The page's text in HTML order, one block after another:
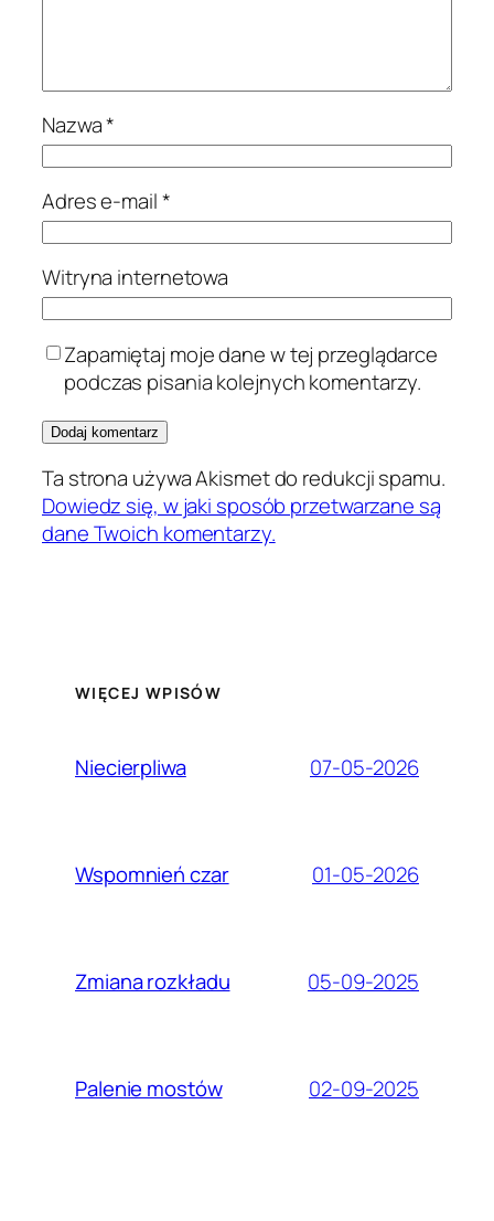
Nazwa*
Adres e-mail*
Witryna internetowa
Zapamiętaj moje dane w tej przeglądarce
podczas pisania kolejnych komentarzy.
Ta strona używa Akismet do redukcji spamu.
Dowiedz się, w jaki sposób przetwarzane są
dane Twoich komentarzy.
WIĘCEJ WPISÓW
Niecierpliwa 07-05-2026
Wspomnień czar 01-05-2026
Zmiana rozkładu 05-09-2025
Palenie mostów 02-09-2025